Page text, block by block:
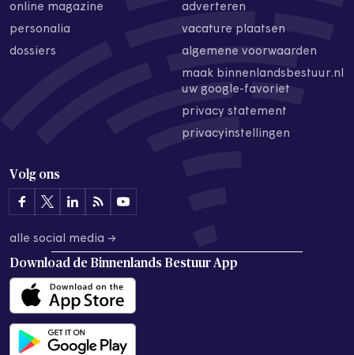
online magazine
personalia
dossiers
adverteren
vacature plaatsen
algemene voorwaarden
maak binnenlandsbestuur.nl
uw google-favoriet
privacy statement
privacyinstellingen
Volg ons
alle social media →
Download de Binnenlands Bestuur App